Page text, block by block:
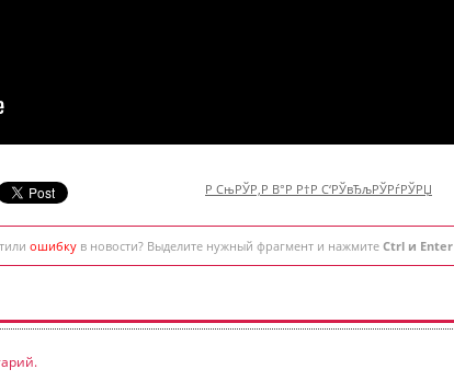
Р СњРЎР‚Р В°Р Р†Р С‘РЎвЂљРЎРѓРЎРЏ
ошибкув новости? Выделите нужный фрагмент и нажмите Ctrl и Enter